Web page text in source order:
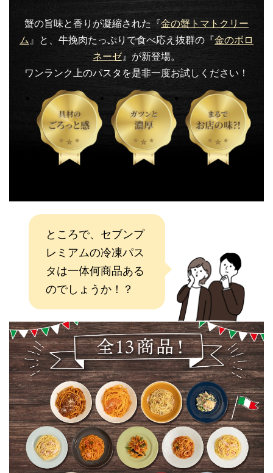
蟹の旨味と香りが凝縮された『金の蟹トマトクリー
ム』と、 牛挽肉たっぷりで食べ応え抜群の『金のボロ
ネーゼ』が新登場。
ワンランク上のパスタを是非一度お試しください！
ところで、セブンプ
レミアムの冷凍パス
タは一体何商品ある
のでしょうか！？